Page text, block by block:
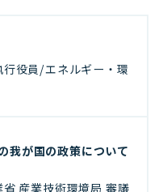
役員/エネルギー・環
我が国の政策について
産業技術環境局 審議